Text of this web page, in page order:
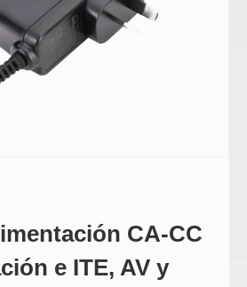
CA-CC
e ITE, AV y